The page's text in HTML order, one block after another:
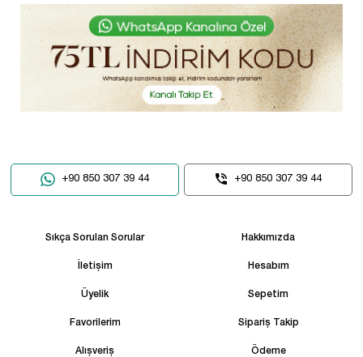
+90 850 307 39 44 +90 850 307 39 44
Sıkça Sorulan Sorular Hakkımızda
İletişim Hesabım
Üyelik Sepetim
Favorilerim Sipariş Takip
Alışveriş Ödeme